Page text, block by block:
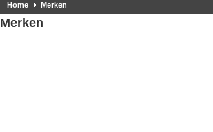
Home Merken
Merken